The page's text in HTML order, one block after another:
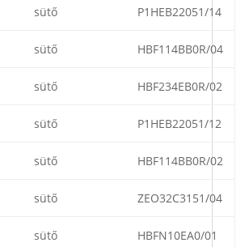
sütő P1HEB22051/14
sütő HBF114BB0R/04
sütő HBF234EB0R/02
sütő P1HEB22051/12
sütő HBF114BB0R/02
sütő ZEO32C3151/04
sütő HBFN10EA0/01